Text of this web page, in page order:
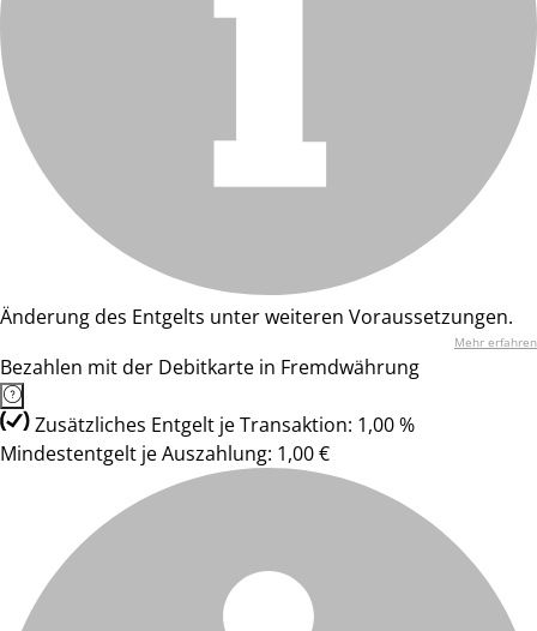
Änderung des Entgelts unter weiteren Voraussetzungen.
Mehr erfahren
Bezahlen mit der Debitkarte in Fremdwährung
Zusätzliches Entgelt je Transaktion: 1,00 %
Mindestentgelt je Auszahlung: 1,00 €